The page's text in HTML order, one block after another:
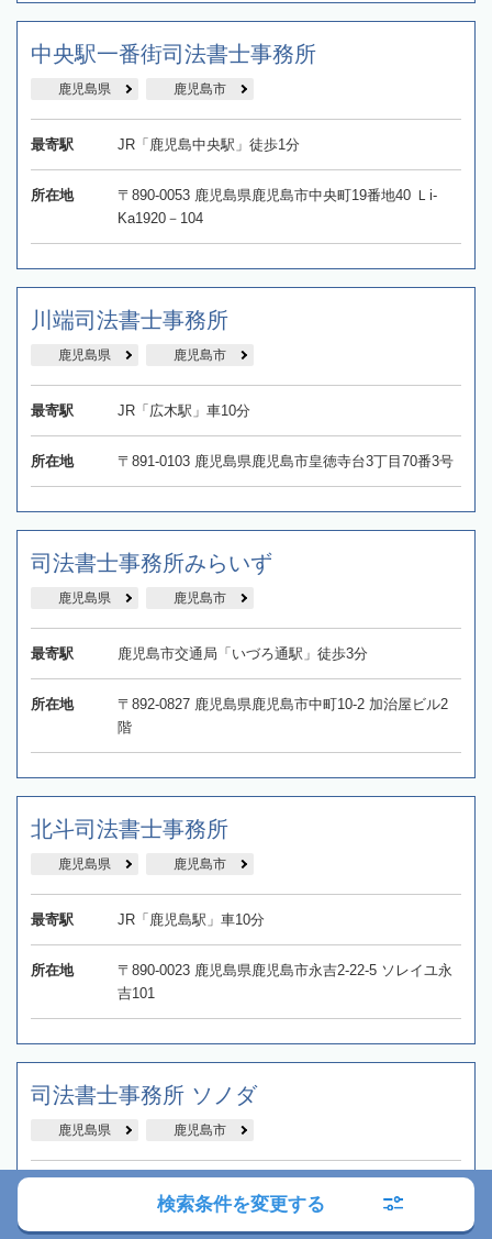
中央駅一番街司法書士事務所
鹿児島県 鹿児島市
最寄駅 JR「鹿児島中央駅」徒歩1分
所在地
〒890-0053 鹿児島県鹿児島市中央町19番地40 Ｌi‐
Ka1920－104
川端司法書士事務所
鹿児島県 鹿児島市
最寄駅 JR「広木駅」車10分
所在地 〒891-0103 鹿児島県鹿児島市皇徳寺台3丁目70番3号
司法書士事務所みらいず
鹿児島県 鹿児島市
最寄駅 鹿児島市交通局「いづろ通駅」徒歩3分
所在地
〒892-0827 鹿児島県鹿児島市中町10-2 加治屋ビル2
階
北斗司法書士事務所
鹿児島県 鹿児島市
最寄駅 JR「鹿児島駅」車10分
所在地
〒890-0023 鹿児島県鹿児島市永吉2-22-5 ソレイユ永
吉101
司法書士事務所 ソノダ
鹿児島県 鹿児島市
検索条件を変更する